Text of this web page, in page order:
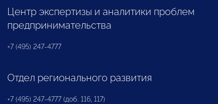
Центр экспертизы и аналитики проблем
предпринимательства
+7 (495) 247-4777
Отдел регионального развития
+7 (495) 247-4777 (доб. 116, 117)